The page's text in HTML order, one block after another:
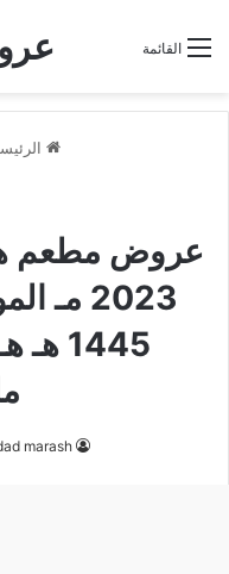
القائمة
1445
marash